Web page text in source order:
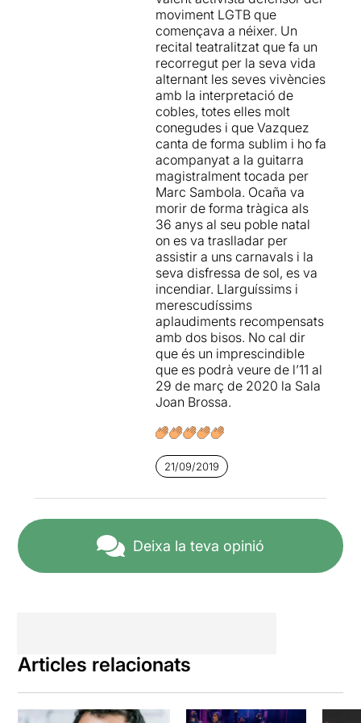
Pérez Ocaña, un personatge
que va néixer per ser artista;
un home que va viure en
total llibertat i va ser fidel als
seus principis fins el dia de
la seva mort.
Jo de vosaltres no me'l
perdria!
mirada crítica a la
Barcelona postolímpica
Igual que una cremada de
bengala marcarà la fi
d'Ocaña, la cremada de la
torxa olímpica marcarà la fi
d'aquelles Rambles
salvatges. Capes de
ciments, gentrificació
i eslogans de “Barcelona
Posa’t Maca” acabaran amb
la forma de vida que Ocaña
va encarnar. Després de
veure l'obra, de camí a casa,
transito per unes Rambles
pandèmiques i desertes. No
puc evitar pensar si després
d'aquests temps tan foscos,
tornarem a experimentar
una explosió de vida,
transgressió i alegria com la
que es va viure en aquell
temps, o si bé tornarem
als Free Tours i les gerres de
sagnia amb palletes de
colors quilomètriques. En
qualsevol cas, jo prefereixo
pensar en quin serà la figura
transgressora que tornarà a
recordar-nos que
un escenari.
moviment LGTB que
començava a néixer. Un
recital teatralitzat que fa un
recorregut per la seva vida
alternant les seves vivències
amb la interpretació de
cobles, totes elles molt
conegudes i que Vazquez
canta de forma sublim i ho fa
acompanyat a la guitarra
magistralment tocada per
Marc Sambola. Ocaña va
morir de forma tràgica als
36 anys al seu poble natal
on es va traslladar per
assistir a uns carnavals i la
seva disfressa de sol, es va
incendiar. Llarguíssims i
merescudíssims
aplaudiments recompensats
amb dos bisos. No cal dir
que és un imprescindible
que es podrà veure de l’11 al
29 de març de 2020 la Sala
Joan Brossa.
21/09/2019
Deixa la teva opinió
Articles relacionats